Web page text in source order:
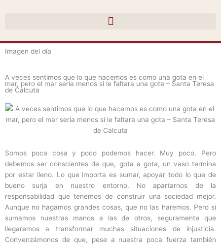
Imagen del día
A veces sentimos que lo que hacemos es como una gota en el
mar, pero el mar sería menos si le faltara una gota – Santa Teresa
de Calcuta
Somos poca cosa y poco podemos hacer. Muy poco. Pero
debemos ser conscientes de que, gota a gota, un vaso termina
por estar lleno. Lo que importa es sumar, apoyar todo lo que de
bueno surja en nuestro entorno. No apartarnos de la
responsabilidad que tenemos de construir una sociedad mejor.
Aunque no hagamos grandes cosas, que no las haremos. Pero si
sumamos nuestras manos a las de otros, seguramente que
llegaremos a transformar muchas situaciones de injusticia.
Convenzámonos de que, pese a nuestra poca fuerza también